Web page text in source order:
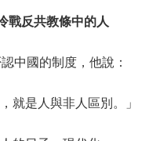
戰反共教條中的人
中國的制度，他說：
就是人與非人區別。」